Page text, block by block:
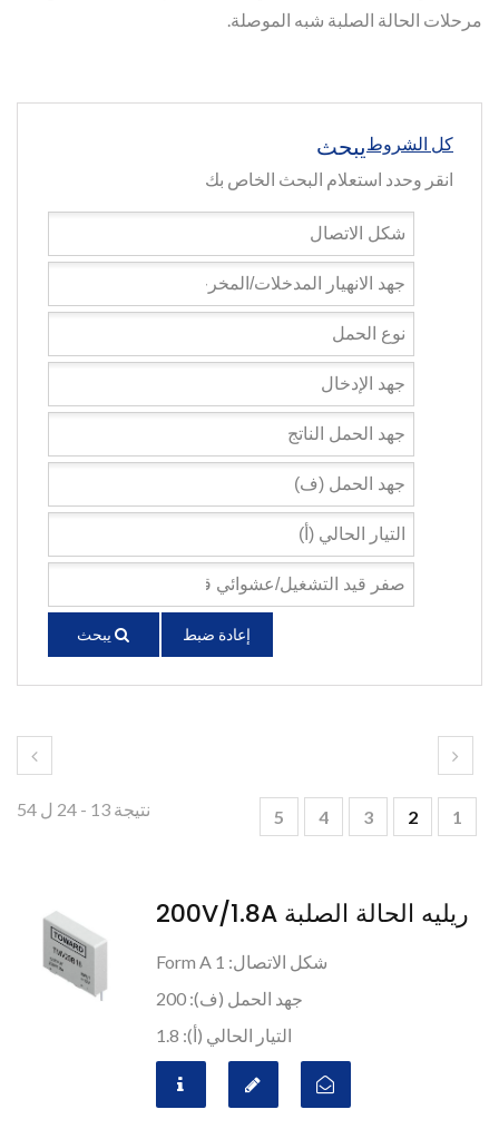
مرحلات الحالة الصلبة شبه الموصلة.
كل الشروطيبحث
انقر وحدد استعلام البحث الخاص بك
يبحث إعادة ضبط
نتيجة 13 - 24 ل 54 1
2
3
4
5
ريليه الحالة الصلبة 200V/1.8A
شكل الاتصال: 1 Form A
جهد الحمل (ف): 200
التيار الحالي (أ): 1.8